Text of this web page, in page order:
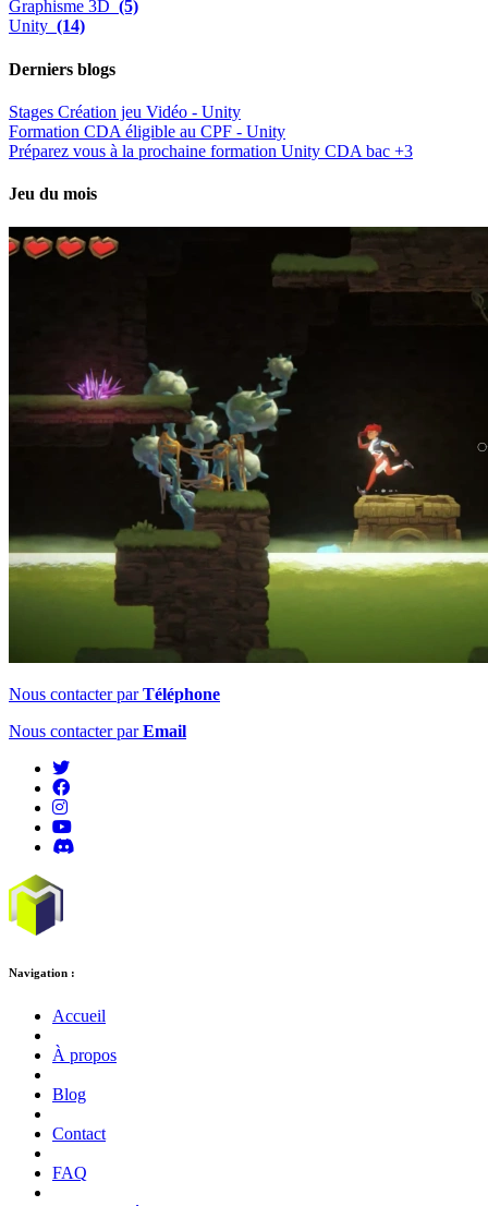
Graphisme 3D (5)
Unity (14)
Derniers blogs
Stages Création jeu Vidéo - Unity
Formation CDA éligible au CPF - Unity
Préparez vous à la prochaine formation Unity CDA bac +3
Jeu du mois
Nous contacter parTéléphone
Nous contacter parEmail
Navigation :
Accueil
À propos
Blog
Contact
FAQ